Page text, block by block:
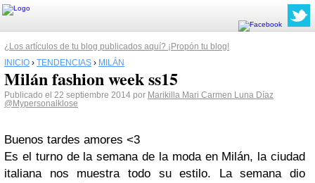
¿Los artículos de tu blog publicados aquí? ¡Propón tu blog!
INICIO › TENDENCIAS › MILÁN
Milán fashion week ss15
Publicado el 22 septiembre 2014 por Marikilla Mari Carmen Luna Díaz
@Mypersonalklose
Buenos tardes amores <3
Es el turno de la semana de la moda en Milán, la ciudad
italiana nos muestra todo su estilo. La semana dio